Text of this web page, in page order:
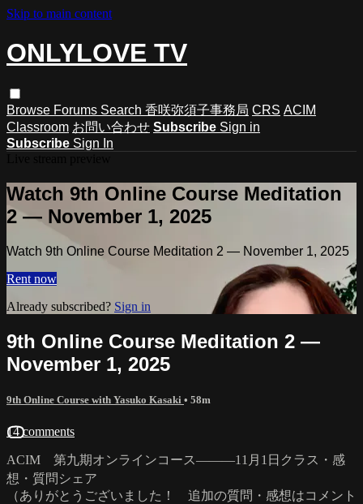
Skip to main content
ONLYLOVE TV
Browse Forums Search 香咲弥須子事務局 CRS ACIM
Classroom お問い合わせ Subscribe Sign in
Subscribe Sign In
Watch 9th Online Course Meditation
2 — November 1, 2025
Watch 9th Online Course Meditation 2 — November 1, 2025
Rent now
Already subscribed? Sign in
9th Online Course Meditation 2 —
November 1, 2025
9th Online Course with Yasuko Kasaki • 58m
14 comments
ACIM 第九期オンラインコース―――11月1日クラス・感
想・質問シェア
（ありがとうございました！ 追加の質問・感想はコメント